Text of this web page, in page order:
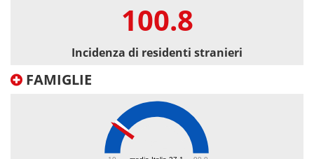
100.8
Incidenza di residenti stranieri
FAMIGLIE